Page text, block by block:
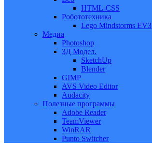
HTML-CSS
Робототехника
Lego Mindstorms EV3
Медиа
Photoshop
3Д Модел.
SketchUp
Blender
GIMP
AVS Video Editor
Audacity
Полезные программы
Adobe Reader
TeamViewer
WinRAR
Punto Switcher